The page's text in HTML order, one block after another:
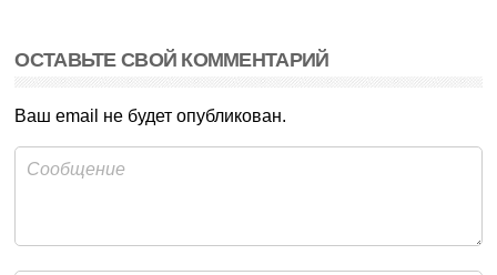
ОСТАВЬТЕ СВОЙ КОММЕНТАРИЙ
Ваш email не будет опубликован.